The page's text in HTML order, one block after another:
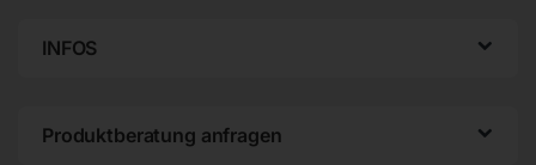
INFOS
Produktberatung anfragen